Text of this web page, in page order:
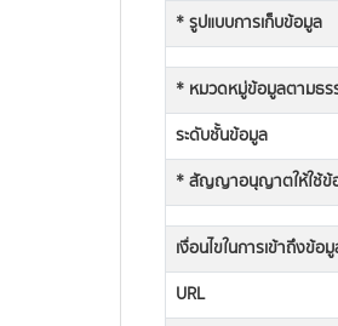
* รูปแบบการเก็บข้อมูล
* หมวดหมู่ข้อมูลตามธ
ระดับชั้นข้อมูล
* สัญญาอนุญาตให้ใช้ข้
เงื่อนไขในการเข้าถึงข้อ
URL